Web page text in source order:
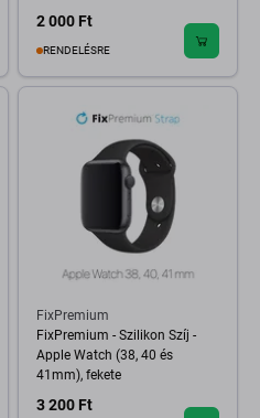
2 000 Ft
RENDELÉSRE
FixPremium
FixPremium - Szilikon Szíj -
Apple Watch (38, 40 és
41mm), fekete
3 200 Ft